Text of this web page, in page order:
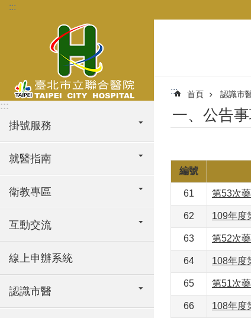
跳到主要內容區塊
:::
:::
掛號服務
就醫指南
衛教專區
互動交流
線上申辦系統
認識市醫
::: 首頁 認識市
一、公告
編號
61 第53次
62 109年度
63 第52次
64 108年度
65 第51次
66 108年度